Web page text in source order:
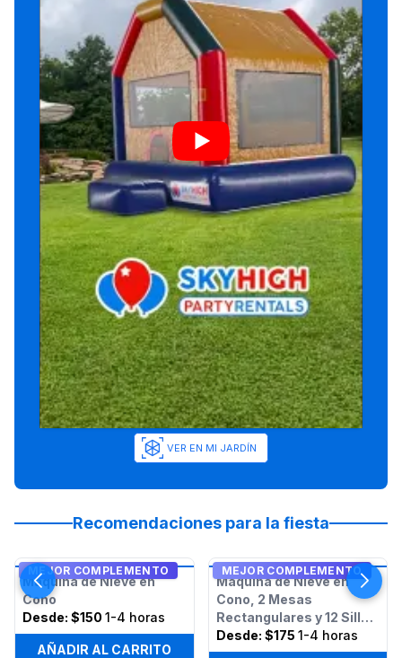
VER EN MI JARDÍN
Recomendaciones para la fiesta
MEJOR COMPLEMENTO
Máquina de Nieve en
Cono
Desde: $150 1-4 horas
AÑADIR AL CARRITO
MEJOR COMPLEMENTO
Máquina de Nieve en
Cono, 2 Mesas
Rectangulares y 12 Sillas
- Paquete
Desde: $175 1-4 horas